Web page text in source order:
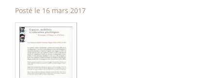
Posté le 16 mars 2017